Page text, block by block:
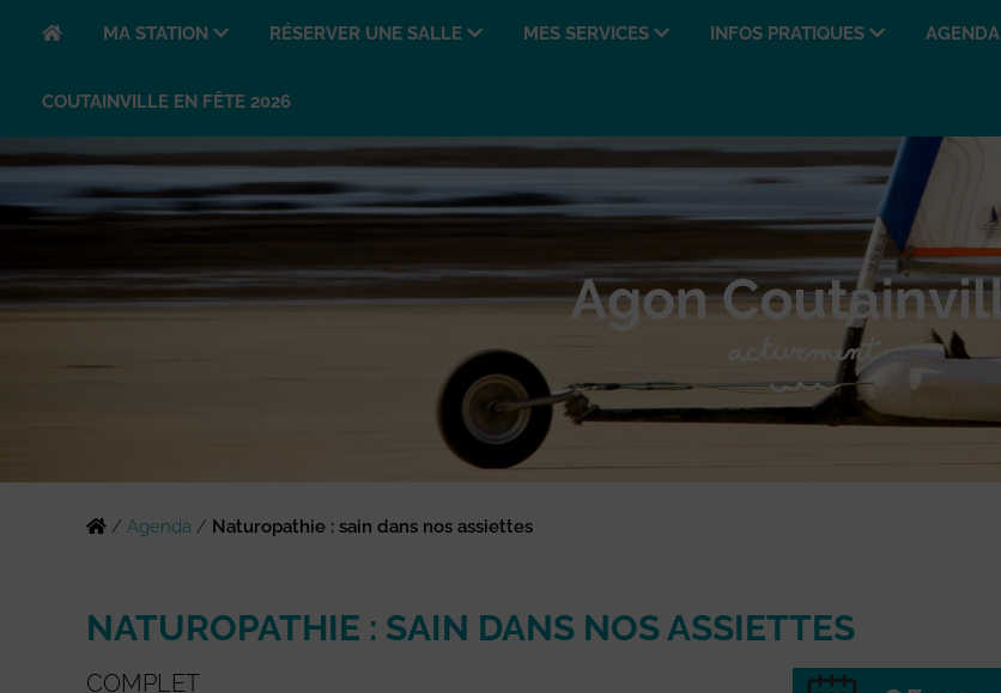
MA STATION RÉSERVER UNE SALLE MES SERVICES INFOS PRATIQUES AGENDA
COUTAINVILLE EN FÊTE 2026
/ Agenda / Naturopathie : sain dans nos assiettes
NATUROPATHIE : SAIN DANS NOS ASSIETTES
COMPLET